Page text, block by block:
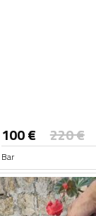
100€ 220€
Bar